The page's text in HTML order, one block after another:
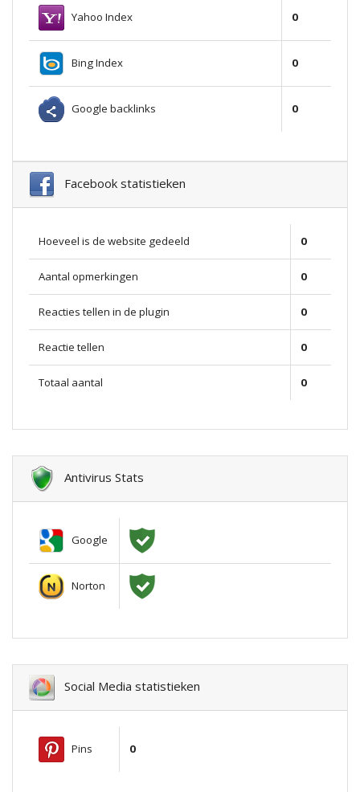
Yahoo Index 0
Bing Index 0
Google backlinks 0
Facebook statistieken
Hoeveel is de website gedeeld 0
Aantal opmerkingen 0
Reacties tellen in de plugin 0
Reactie tellen 0
Totaal aantal 0
Antivirus Stats
Google
Norton
Social Media statistieken
Pins 0